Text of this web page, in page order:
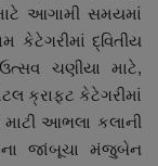
આગામી સમયમાં
દ્વિતીય
ચણીયા માટે,
ક્રાફ્ટ કેટેગરીમાં
આભલા કલાની
જાંબૂચા મંજુબેન